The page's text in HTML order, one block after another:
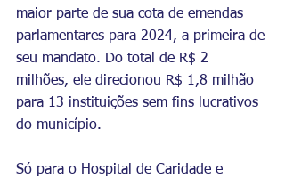
maior parte de sua cota de emendas
parlamentares para 2024, a primeira de
seu mandato. Do total de R$ 2
milhões, ele direcionou R$ 1,8 milhão
para 13 instituições sem fins lucrativos
do município.
Só para o Hospital de Caridade e